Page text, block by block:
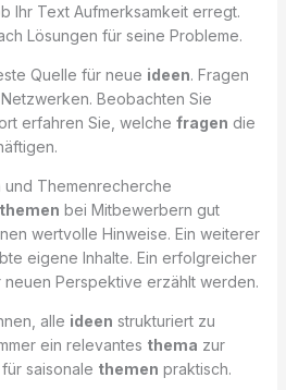
Ihr Text Aufmerksamkeit erregt.
Lösungen für seine Probleme.
Quelle für neue ideen. Fragen
Beobachten Sie
erfahren Sie, welche fragen die
Themenrecherche
themen bei Mitbewerbern gut
wertvolle Hinweise. Ein weiterer
eigene Inhalte. Ein erfolgreicher
Perspektive erzählt werden.
alle ideen strukturiert zu
ein relevantes thema zur
saisonale themen praktisch.